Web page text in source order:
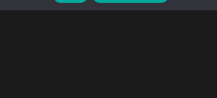
MARVEL ZOMBIES Temporada 1 [2025] [HD 720p,